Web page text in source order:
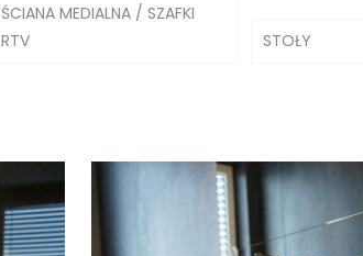
ŚCIANA MEDIALNA / SZAFKI
RTV
STOŁY